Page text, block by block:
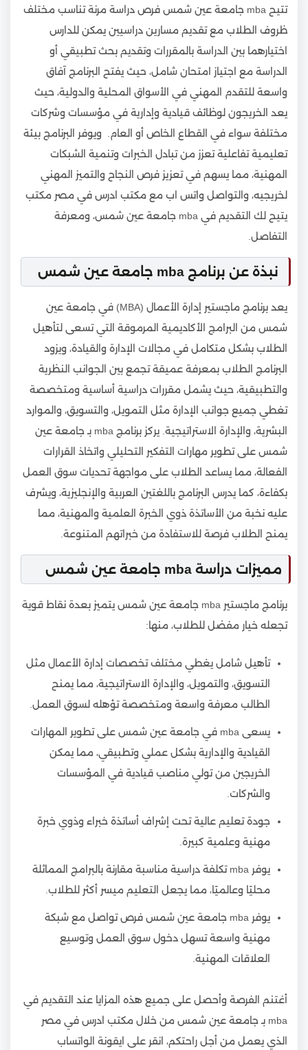
تتيح mba جامعة عين شمس فرص دراسة مرنة تناسب مختلف
ظروف الطلاب مع تقديم مسارين دراسيين يمكن للدارس
اختيارهما بين الدراسة بالمقررات وتقديم بحث تطبيقي أو
الدراسة مع اجتياز امتحان شامل، حيث يفتح البرنامج آفاق
واسعة للتقدم المهني في الأسواق المحلية والدولية، حيث
يعد الخريجون لوظائف قيادية وإدارية في مؤسسات وشركات
مختلفة سواء في القطاع الخاص أو العام. ويوفر البرنامج بيئة
تعليمية تفاعلية تعزز من تبادل الخبرات وتنمية الشبكات
المهنية، مما يسهم في تعزيز فرص النجاح والتميز المهني
لخريجيه، والتواصل واتس اب مع مكتب ادرس في مصر مكتب
يتيح لك التقديم في mba جامعة عين شمس، ومعرفة
التفاصل.
نبذة عن برنامج mba جامعة عين شمس
يعد برنامج ماجستير إدارة الأعمال (MBA) في جامعة عين
شمس من البرامج الأكاديمية المرموقة التي تسعى لتأهيل
الطلاب بشكل متكامل في مجالات الإدارة والقيادة، ويزود
البرنامج الطلاب بمعرفة عميقة تجمع بين الجوانب النظرية
والتطبيقية، حيث يشمل مقررات دراسية أساسية ومتخصصة
تغطي جميع جوانب الإدارة مثل التمويل، والتسويق، والموارد
البشرية، والإدارة الاستراتيجية. يركز برنامج mba بـ جامعة عين
شمس على تطوير مهارات التفكير التحليلي واتخاذ القرارات
الفعالة، مما يساعد الطلاب على مواجهة تحديات سوق العمل
بكفاءة، كما يدرس البرنامج باللغتين العربية والإنجليزية، ويشرف
عليه نخبة من الأساتذة ذوي الخبرة العلمية والمهنية، مما
يمنح الطلاب فرصة للاستفادة من خبراتهم المتنوعة.
مميزات دراسة mba جامعة عين شمس
برنامج ماجستير mba جامعة عين شمس يتميز بعدة نقاط قوية
تجعله خيار مفضل للطلاب، منها:
تأهيل شامل يغطي مختلف تخصصات إدارة الأعمال مثل
التسويق، والتمويل، والإدارة الاستراتيجية، مما يمنح
الطالب معرفة واسعة ومتخصصة تؤهله لسوق العمل.
يسعى mba في جامعة عين شمس على تطوير المهارات
القيادية والإدارية بشكل عملي وتطبيقي، مما يمكن
الخريجين من تولي مناصب قيادية في المؤسسات
والشركات.
جودة تعليم عالية تحت إشراف أساتذة خبراء وذوي خبرة
مهنية وعلمية كبيرة.
يوفر mba تكلفة دراسية مناسبة مقارنة بالبرامج المماثلة
محليًا وعالميًا، مما يجعل التعليم ميسر أكثر للطلاب.
يوفر mba جامعة عين شمس فرص تواصل مع شبكة
مهنية واسعة تسهل دخول سوق العمل وتوسيع
العلاقات المهنية.
أغتنم الفرصة وأحصل على جميع هذه المزايا عند التقديم في
mba بـ جامعة عين شمس من خلال مكتب ادرس في مصر
الذي يعمل من أجل راحتكم، انقر على ايقونة الواتساب